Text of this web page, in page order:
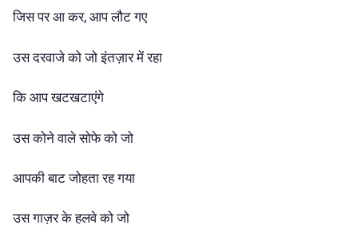
जिस पर आ कर, आप लौट गए
उस दरवाजे को जो इंतज़ार में रहा
कि आप खटखटाएंगे
उस कोने वाले सोफे को जो
आपकी बाट जोहता रह गया
उस गाज़र के हलवे को जो